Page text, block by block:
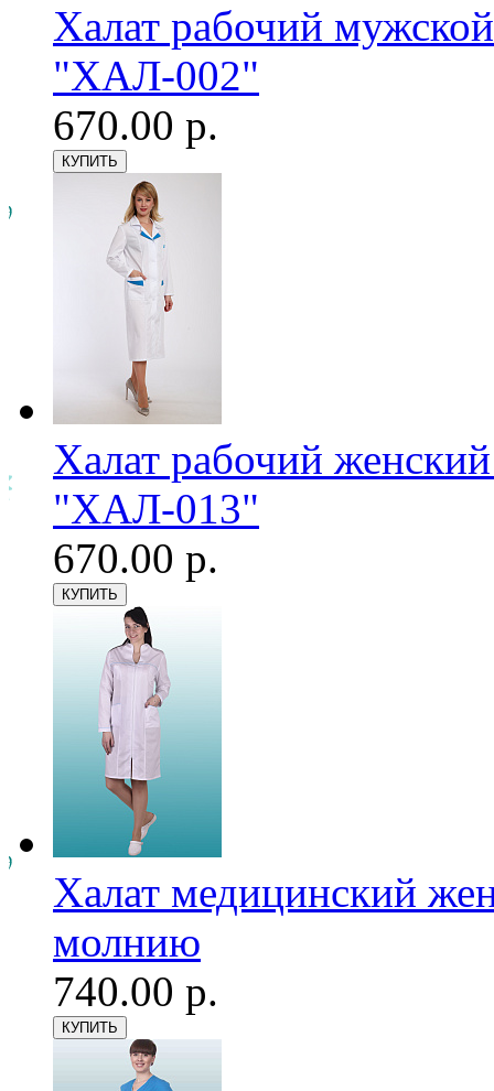
Халат рабочий
"ХАЛ-002"
670.00 р.
Халат рабочий
"ХАЛ-013"
670.00 р.
Халат медицинский
молнию
740.00 р.